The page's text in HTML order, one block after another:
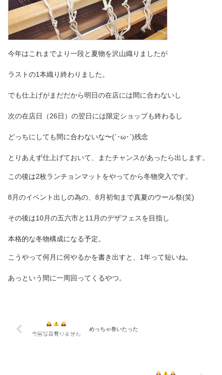
今年はこれまでより一段と夏物を沢山織りましたが
ラストの1本織り終わりました。
でも仕上げがまだだから明日の在店には間に合わないし
次の在店日（26日）の翌日には限定ショップも終わるし
どっちにしても間に合わないな〜(´･ω･`)残念
とりあえず仕上げておいて、またチャンスがあったら出します。
この後は2枚ランチョンマットをやってから冬物突入です。
8月のイベント出しの為の、8月初旬まで真夏のウール祭(笑)
その後は10月の五六市と11月のデザフェスを目指し
本格的な冬物構成になる予定。
こうやって何月に何やるかを書き出すと、1年って短いね。
あっという間に一周回ってくるやつ。
めっちゃ巻いたった